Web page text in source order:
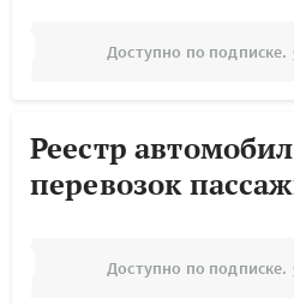
Доступно по подписке.
Реестр
перевозок
Доступно по подписке.